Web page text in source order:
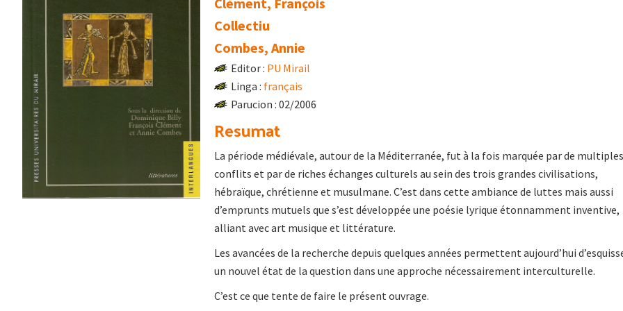
Collectiu
Combes, Annie
Editor : PU Mirail
Linga : français
Parucion : 02/2006
Resumat
La période médiévale, autour de la Méditerranée, fut à la fois marquée par de multiples
conflits et par de riches échanges culturels au sein des trois grandes civilisations,
hébraïque, chrétienne et musulmane. C’est dans cette ambiance de luttes mais aussi
d’emprunts mutuels que s’est développée une poésie lyrique étonnamment inventive,
alliant avec art musique et littérature.
Les avancées de la recherche depuis quelques années permettent aujourd’hui
un nouvel état de la question dans une approche nécessairement interculturelle.
C’est ce que tente de faire le présent ouvrage.